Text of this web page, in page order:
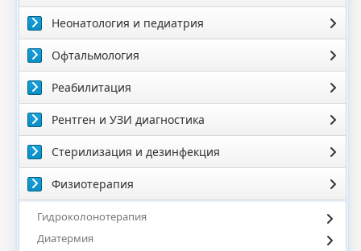
Неонатология и педиатрия
Офтальмология
Реабилитация
Рентген и УЗИ диагностика
Стерилизация и дезинфекция
Физиотерапия
Гидроколонотерапия
Диатермия